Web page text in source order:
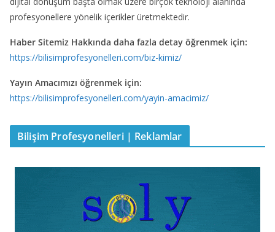
profesyonellere yönelik içerikler üretmektedir.
Haber Sitemiz Hakkında daha fazla detay öğrenmek için:
https://bilisimprofesyonelleri.com/biz-kimiz/
Yayın Amacımızı öğrenmek için:
https://bilisimprofesyonelleri.com/yayin-amacimiz/
Bilişim Profesyonelleri | Reklamlar